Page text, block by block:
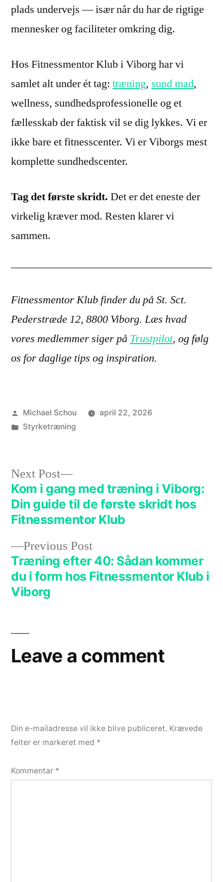
plads undervejs — især når du har de rigtige
mennesker og faciliteter omkring dig.
Hos Fitnessmentor Klub i Viborg har vi
samlet alt under ét tag: træning, sund mad,
wellness, sundhedsprofessionelle og et
fællesskab der faktisk vil se dig lykkes. Vi er
ikke bare et fitnesscenter. Vi er Viborgs mest
komplette sundhedscenter.
Tag det første skridt. Det er det eneste der
virkelig kræver mod. Resten klarer vi
sammen.
Fitnessmentor Klub finder du på St. Sct.
Pederstræde 12, 8800 Viborg. Læs hvad
vores medlemmer siger på Trustpilot, og følg
os for daglige tips og inspiration.
Michael Schou
april 22, 2026
Styrketræning
Previous Post
Træning efter 40: Sådan kommer
du i form hos Fitnessmentor Klub i
Viborg
Next Post
Kom i gang med træning i Viborg:
Din guide til de første skridt hos
Fitnessmentor Klub
Leave a comment
Din e-mailadresse vil ikke blive publiceret. Krævede
felter er markeret med *
Kommentar *